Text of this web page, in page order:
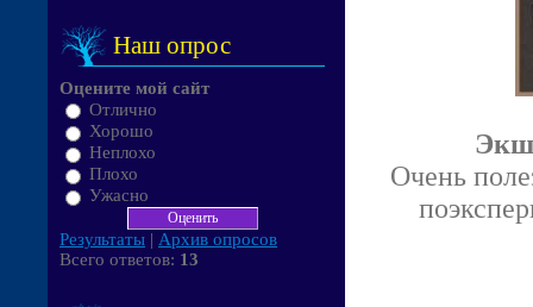
Наш опрос
Оцените мой сайт
Отлично
Хорошо
Неплохо
Плохо
Ужасно
Результаты | Архив опросов
Всего ответов: 13
Очень